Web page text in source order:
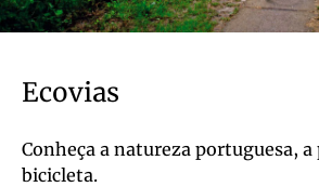
Ecovias
Conheça a natureza portuguesa, a
bicicleta.